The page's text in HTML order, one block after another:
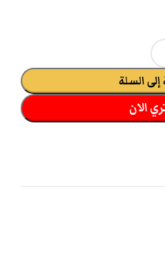
السلة
الان